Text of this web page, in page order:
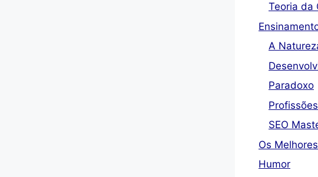
Teoria da
A
Paradoxo
SEO
Os
Humor